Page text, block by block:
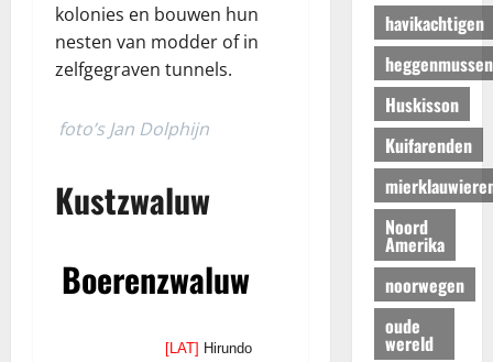
kolonies en bouwen hun
nesten van modder of in
zelfgegraven tunnels.
foto’s Jan Dolphijn
Kustzwaluw
Boerenzwaluw
[LAT] Hirundo
havikachtigen
heggenmussen
Huskisson
Kuifarenden
Noord
Amerika
noorwegen
oude
wereld